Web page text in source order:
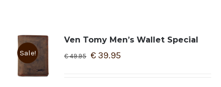
Sale!
Ven Tomy Men’s Wallet Special
€49.95 € 39.95